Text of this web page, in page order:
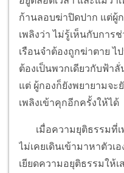
ก้านลอบฆ่าปิดปาก แต่ผู้
เพลิงว่า ไม่รู้เห็นกับการ
เรือนจำต้องถูกฆ่าตาย ไ
ต้องเป็นพวกเดียวกับฟ้า
แต่ ผู้กองก็ยังพยายามจะ
เพลิงเข้าคุกอีกครั้งให้ได้
เมื่อความยุติธรรมที่เ
ไม่เคยเดินเข้ามาหาตัวเ
เยียดความอยุติธรรมให้เ